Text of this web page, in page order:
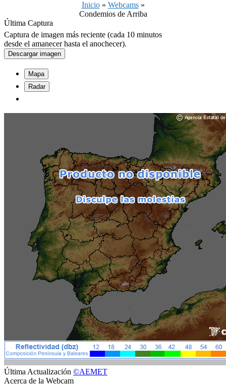
Ríos
Terremotos
Inicio» Webcams»
Condemios de Arriba
Última Captura
Captura de imagen más reciente (cada 10 minutos
desde el amanecer hasta el anochecer).
Descargar imagen
Mapa
Radar
Última Actualización ©AEMET
Acerca de la Webcam